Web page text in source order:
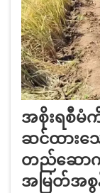
အစိုးရစီမံ
ဆင်ထားသ
တည်ဆောက်
အမြတ်အစွ